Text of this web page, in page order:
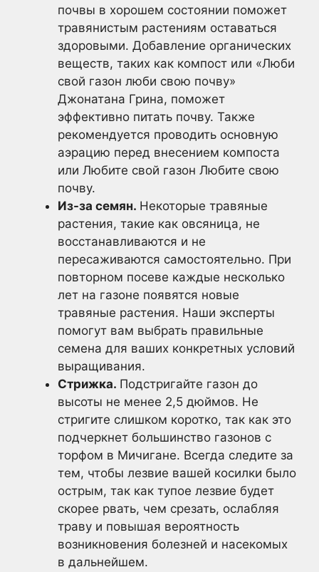
почвы в хорошем состоянии поможет
травянистым растениям оставаться
здоровыми. Добавление органических
веществ, таких как компост или «Люби
свой газон люби свою почву»
Джонатана Грина, поможет
эффективно питать почву. Также
рекомендуется проводить основную
аэрацию перед внесением компоста
или Любите свой газон Любите свою
почву.
Из-за семян. Некоторые травяные
растения, такие как овсяница, не
восстанавливаются и не
пересаживаются самостоятельно. При
повторном посеве каждые несколько
лет на газоне появятся новые
травяные растения. Наши эксперты
помогут вам выбрать правильные
семена для ваших конкретных условий
выращивания.
Стрижка. Подстригайте газон до
высоты не менее 2,5 дюймов. Не
стригите слишком коротко, так как это
подчеркнет большинство газонов с
торфом в Мичигане. Всегда следите за
тем, чтобы лезвие вашей косилки было
острым, так как тупое лезвие будет
скорее рвать, чем срезать, ослабляя
траву и повышая вероятность
возникновения болезней и насекомых
в дальнейшем.